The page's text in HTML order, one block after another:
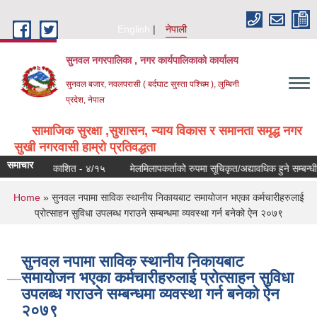
English
नेपाली
सुनवल नगरपालिका , नगर कार्यपालिकाको कार्यालय
सुनवल बजार, नवलपरासी ( बर्दघाट सुस्ता पश्चिम ), लुम्बिनी
प्रदेश, नेपाल
सामाजिक सुरक्षा ,सुशासन, न्याय विकास र समानता समृद्ध नगर
सुखी नगरवासी हाम्रो प्रतिवद्धता
समाचार
पटक प्रकाशित - ४/१५ मेलमिलापकर्ताको रुपमा सूचिकृत/अद्यावधिक हुने
You are here
Home» सुनवल नपामा साविक स्थानीय निकायबाट समायोजन भएका कर्मचारीहरुलाई
प्रोत्साहन सुविधा उपलब्ध गराउने सम्बन्धमा व्यवस्था गर्न बनेको ऐन २०७९
सुनवल नपामा साविक स्थानीय निकायबाट
समायोजन भएका कर्मचारीहरुलाई प्रोत्साहन सुविधा
उपलब्ध गराउने सम्बन्धमा व्यवस्था गर्न बनेको ऐन
२०७९